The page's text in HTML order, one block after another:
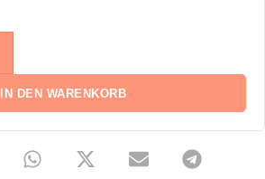
IN DEN WARENKORB